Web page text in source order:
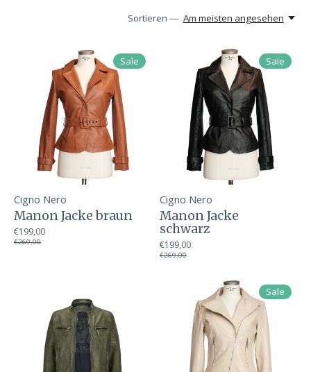
Sortieren — Am meisten angesehen
Sale
Cigno Nero
Manon Jacke braun
€199,00
€269,00
Sale
Cigno Nero
Manon Jacke
schwarz
€199,00
€269,00
Sale